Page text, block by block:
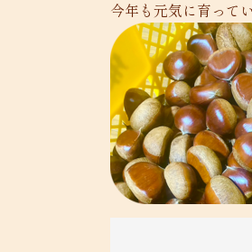
今年も元気に育って